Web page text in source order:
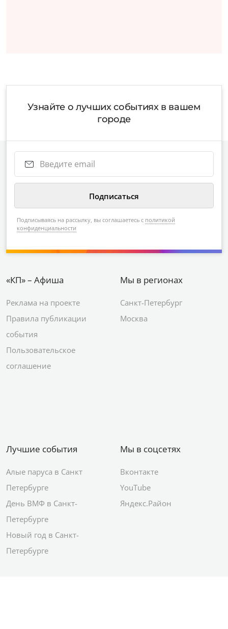
Узнайте о лучших событиях в вашем
городе
Подписываясь на рассылку, вы соглашаетесь с политикой
конфиденциальности
«КП» – Афиша
Реклама на проекте
Правила публикации
события
Пользовательское
соглашение
Мы в регионах
Санкт-Петербург
Москва
Лучшие события
Алые паруса в Санкт
Петербурге
День ВМФ в Санкт-
Петербурге
Новый год в Санкт-
Петербурге
Мы в соцсетях
Вконтакте
YouTube
Яндекс.Район